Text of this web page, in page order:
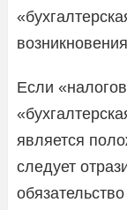
Если
является
следует